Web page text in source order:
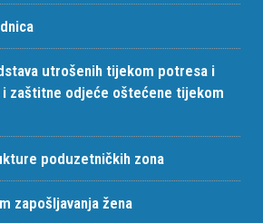
utrošenih tijekom potresa i
i zaštitne odjeće oštećene tijekom
poduzetničkih zona
zapošljavanja žena